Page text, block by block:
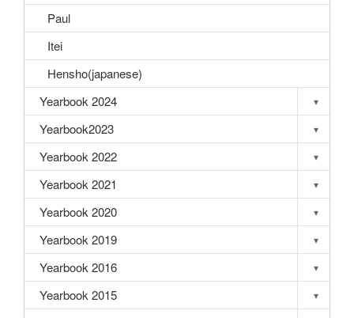
Paul
Itei
Hensho(japanese)
Yearbook 2024
▾
Toggle
Yearbook2023 ▾
Toggle
Yearbook 2022 ▾
Toggle
Yearbook 2021 ▾
Toggle
Yearbook 2020 ▾
Toggle
Yearbook 2019 ▾
Toggle
Yearbook 2016 ▾
Toggle
Yearbook 2015 ▾
Toggle